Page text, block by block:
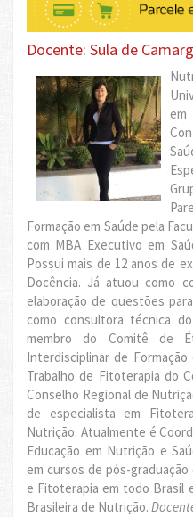
Docente: Sula de
em
Formação em Saúde pela
com MBA Executivo em
Possui mais de 12 anos de
Docência. Já atuou como
elaboração de questões
como consultora técnica
membro do Comitê de
Interdisciplinar de
Trabalho de Fitoterapia do
Conselho Regional de
de especialista em
Nutrição. Atualmente é
Educação em Nutrição e
em cursos de pós-
e Fitoterapia em todo Brasil
Brasileira de Nutrição.